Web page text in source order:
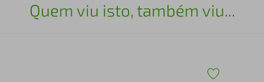
Quem viu isto, também viu...